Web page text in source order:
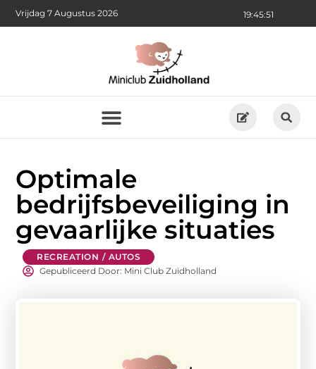
19:45:52
Vrijdag 7 Augustus 2026
Optimale
bedrijfsbeveiliging in
gevaarlijke situaties
RECREATION / AUTOS
Gepubliceerd Door: Mini Club Zuidholland